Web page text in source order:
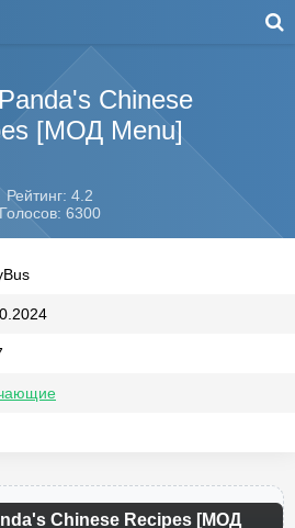
Chinese
[МОД Menu]
Рейтинг: 4.2
Голосов: 6300
Chinese Recipes [МОД